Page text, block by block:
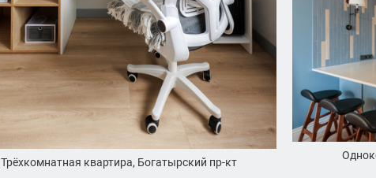
Трёхкомнатная квартира, Богатырский пр-кт